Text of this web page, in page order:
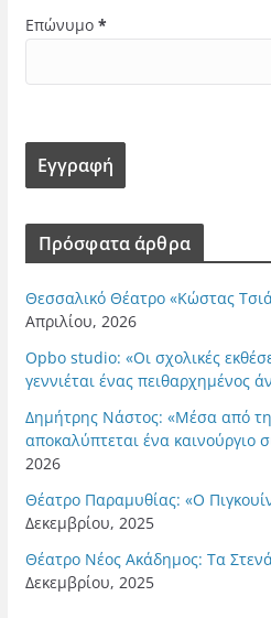
Επώνυμο *
Πρόσφατα άρθρα
Θεσσαλικό Θέατρο «Κώστας
Απριλίου, 2026
Opbo studio: «Οι σχολικές
γεννιέται ένας πειθαρχημένος
Δημήτρης Νάστος: «Μέσα από
αποκαλύπτεται ένα καινούργιο
2026
Θέατρο Παραμυθίας: «Ο
Δεκεμβρίου, 2025
Θέατρο Νέος Ακάδημος: Τα
Δεκεμβρίου, 2025